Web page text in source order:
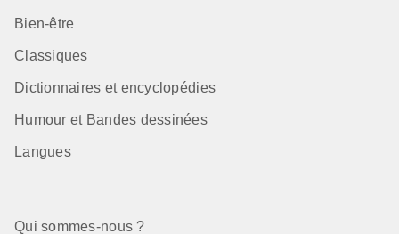
Bien-être
Classiques
Dictionnaires et encyclopédies
Humour et Bandes dessinées
Langues
Qui sommes-nous ?